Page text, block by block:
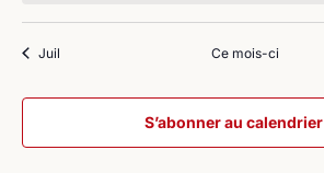
Juil Ce mois-ci
S’abonner au calendrier